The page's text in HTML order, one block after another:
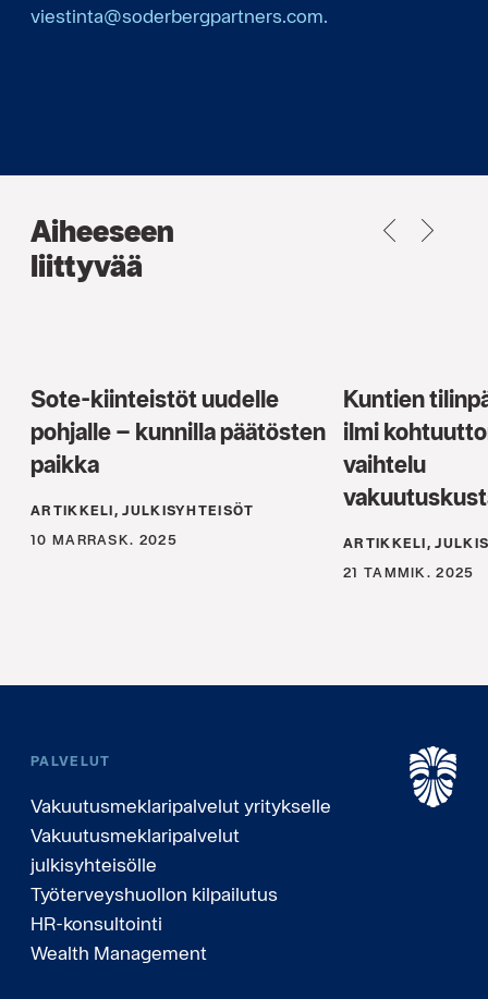
viestinta@soderbergpartners.com.
Aiheeseen
liittyvää
PREVIOUS
Sote-kiinteistöt uudelle
pohjalle – kunnilla päätösten
paikka
ARTIKKELI, JULKISYHTEISÖT
10 MARRASK. 2025
Kuntien
ilmi
vaihtelu
ARTIKKELI,
21 TAMMIK. 2025
PALVELUT
Vakuutusmeklaripalvelut yritykselle
Vakuutusmeklaripalvelut
julkisyhteisölle
Työterveyshuollon kilpailutus
HR-konsultointi
Wealth Management